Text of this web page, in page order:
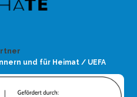
und für Heimat / UEFA